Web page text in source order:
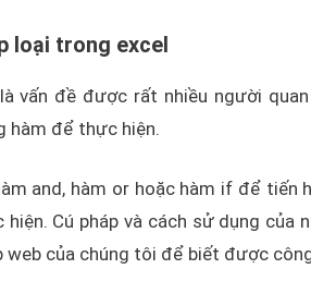
loại trong excel
vấn đề được rất nhiều người
hàm để thực hiện.
and, hàm or hoặc hàm if để tiến
Cú pháp và cách sử dụng của
web của chúng tôi để biết được